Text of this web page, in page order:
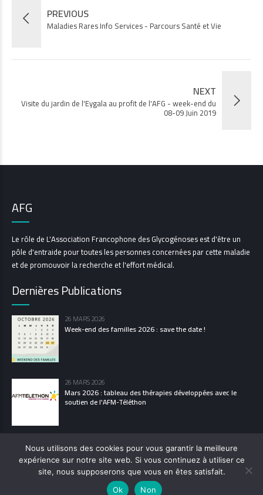
PREVIOUS
Maladies Rares Info Services - Parcours Santé et Vie
NEXT
Visite du jardin de l'Eygala au profit de l'AFG - week-end du
08-09 Juin 2019
AFG
Le rôle de L'Association Francophone des Glycogénoses est d'être un
pôle d'entraide pour toutes les personnes concernées par cette maladie
et de promouvoir la recherche et l'effort médical.
Dernières Publications
26 MARS 2026
Week-end des familles 2026 : save the date !
26 MARS 2026
Mars 2026 : tableau des thérapies développées avec le
soutien de l'AFM-Téléthon
© 2021 L’Association Francophone des Glycogénoses
MENTIONS LÉGALES
Nous utilisons des cookies pour vous garantir la meilleure
expérience sur notre site web. Si vous continuez à utiliser ce
site, nous supposerons que vous en êtes satisfait.
Ok
Non